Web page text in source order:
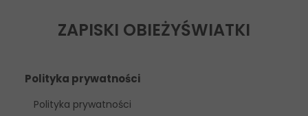
ZAPISKI OBIEŻYŚWIATKI
Polityka prywatności
Polityka prywatności